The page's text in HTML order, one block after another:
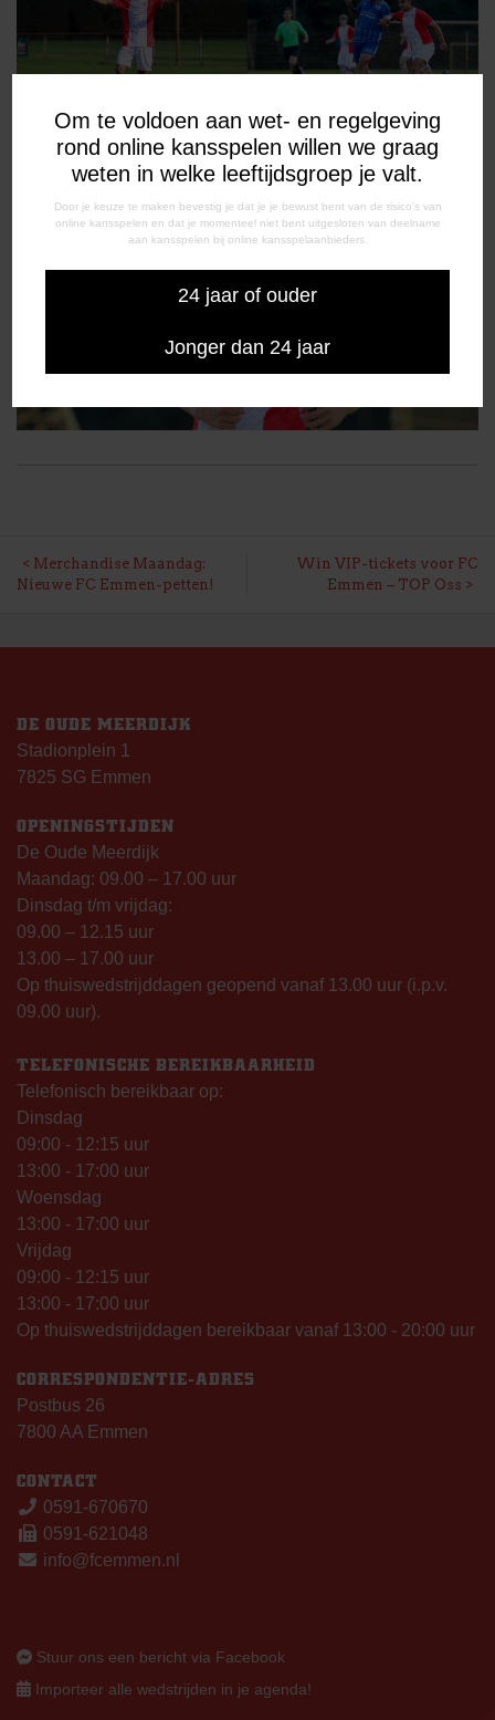
Om te voldoen aan wet- en regelgeving
rond online kansspelen willen we graag
weten in welke leeftijdsgroep je valt.
Door je keuze te maken bevestig je dat je je bewust bent van de risico's van
online kansspelen en dat je momenteel niet bent uitgesloten van deelname
aan kansspelen bij online kansspelaanbieders.
24 jaar of ouder
Jonger dan 24 jaar
BERICHT
Merchandise Maandag:
Nieuwe FC Emmen-petten!
Win VIP-tickets voor FC
Emmen – TOP Oss
DE OUDE MEERDIJK
Stadionplein 1
7825 SG Emmen
OPENINGSTIJDEN
De Oude Meerdijk
Maandag: 09.00 – 17.00 uur
Dinsdag t/m vrijdag:
09.00 – 12.15 uur
13.00 – 17.00 uur
Op thuiswedstrijddagen geopend vanaf 13.00 uur (i.p.v.
09.00 uur).
TELEFONISCHE BEREIKBAARHEID
Telefonisch bereikbaar op:
Dinsdag
09:00 - 12:15 uur
13:00 - 17:00 uur
Woensdag
13:00 - 17:00 uur
Vrijdag
09:00 - 12:15 uur
13:00 - 17:00 uur
Op thuiswedstrijddagen bereikbaar vanaf 13:00 - 20:00 uur
CORRESPONDENTIE-ADRES
Postbus 26
7800 AA Emmen
CONTACT
0591-670670
0591-621048
info@fcemmen.nl
Stuur ons een bericht via Facebook
Importeer alle wedstrijden in je agenda!